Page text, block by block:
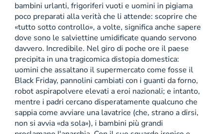
bambini urlanti, frigoriferi vuoti e uomini in pigiama
poco preparati alla verità che li attende: scoprire che
«tutto sotto controllo», a volte, significa anche sapere
dove sono le salviettine umidificate quando servono
davvero. Incredibile. Nel giro di poche ore il paese
precipita in una tragicomica distopia domestica:
uomini che assaltano il supermercato come fosse il
Black Friday, pannolini cambiati con i guanti da forno,
robot aspirapolvere elevati a eroi nazionali; e intanto,
mentre i padri cercano disperatamente qualcuno che
sappia come avviare una lavatrice (che, strano a dirsi,
non si avvia «da sola»), i bambini più grandi